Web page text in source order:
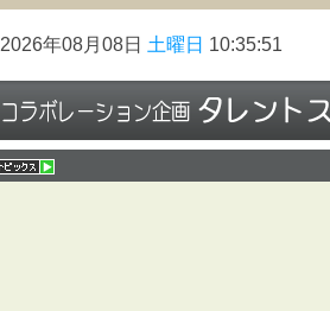
2026年08月08日 土曜日 10:35:51